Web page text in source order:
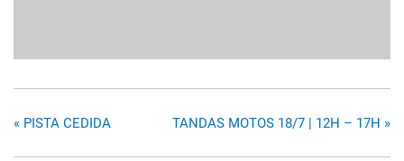
« PISTA CEDIDA TANDAS MOTOS 18/7 | 12H – 17H »